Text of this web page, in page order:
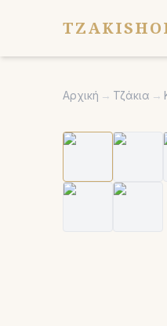
Αρχική → Τζάκια →